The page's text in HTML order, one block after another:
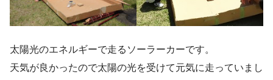
太陽光のエネルギーで走るソーラーカーです。
天気が良かったので太陽の光を受けて元気に走っていまし